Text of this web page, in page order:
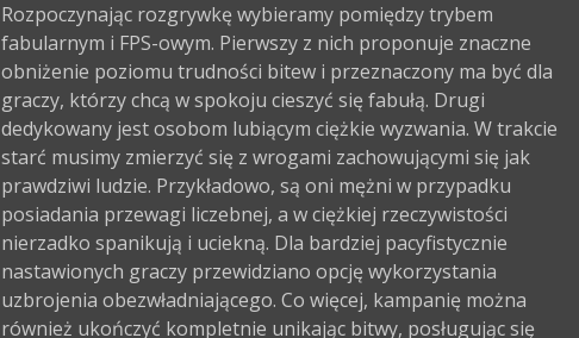
Rozpoczynając rozgrywkę wybieramy pomiędzy trybem
fabularnym i FPS-owym. Pierwszy z nich proponuje znaczne
obniżenie poziomu trudności bitew i przeznaczony ma być dla
graczy, którzy chcą w spokoju cieszyć się fabułą. Drugi
dedykowany jest osobom lubiącym ciężkie wyzwania. W trakcie
starć musimy zmierzyć się z wrogami zachowującymi się jak
prawdziwi ludzie. Przykładowo, są oni mężni w przypadku
posiadania przewagi liczebnej, a w ciężkiej rzeczywistości
nierzadko spanikują i uciekną. Dla bardziej pacyfistycznie
nastawionych graczy przewidziano opcję wykorzystania
uzbrojenia obezwładniającego. Co więcej, kampanię można
również ukończyć kompletnie unikając bitwy, posługując się